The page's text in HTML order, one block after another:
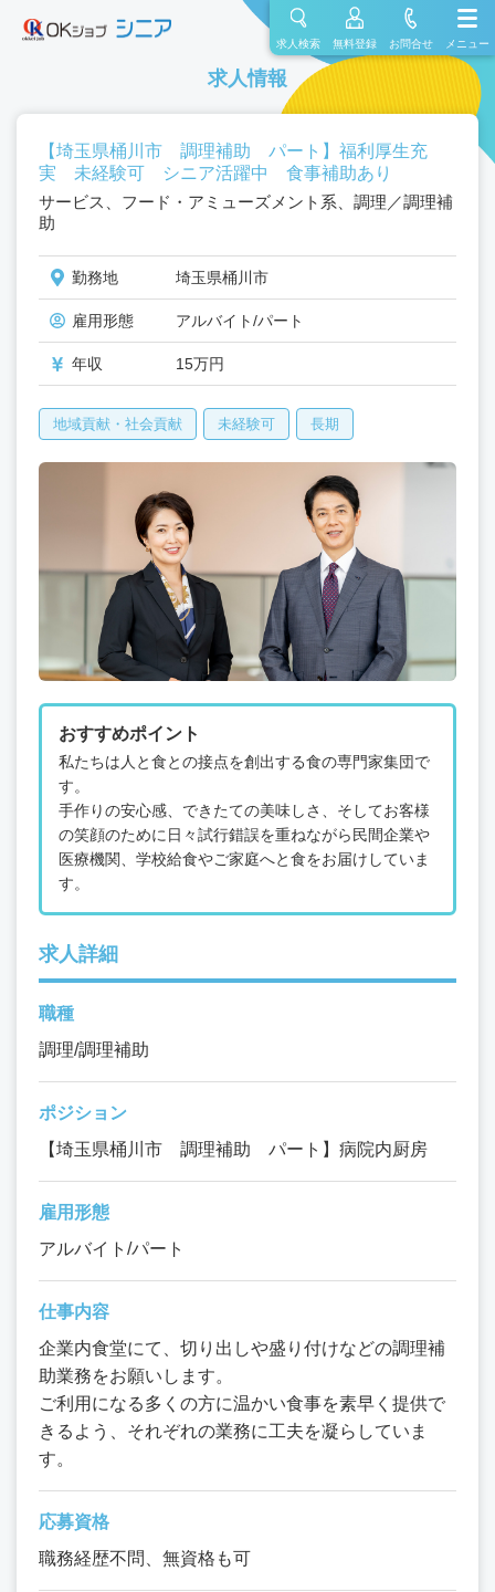
求人検索 無料登録 お問合せ メニュー
求人情報
【埼玉県桶川市 調理補助 パート】福利厚生充
実 未経験可 シニア活躍中 食事補助あり
サービス、フード・アミューズメント系、調理／調理補
助
勤務地 埼玉県桶川市
雇用形態 アルバイト/パート
年収 15万円
地域貢献・社会貢献 未経験可 長期
おすすめポイント
私たちは人と食との接点を創出する食の専門家集団で
す。
手作りの安心感、できたての美味しさ、そしてお客様
の笑顔のために日々試行錯誤を重ねながら民間企業や
医療機関、学校給食やご家庭へと食をお届けしていま
す。
求人詳細
職種
調理/調理補助
ポジション
【埼玉県桶川市 調理補助 パート】病院内厨房
雇用形態
アルバイト/パート
仕事内容
企業内食堂にて、切り出しや盛り付けなどの調理補
助業務をお願いします。
ご利用になる多くの方に温かい食事を素早く提供で
きるよう、それぞれの業務に工夫を凝らしていま
す。
応募資格
職務経歴不問、無資格も可